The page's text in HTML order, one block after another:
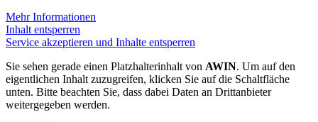
Mehr Informationen
Inhalt entsperren
Service akzeptieren und Inhalte entsperren
Sie sehen gerade einen Platzhalterinhalt von AWIN. Um auf den
eigentlichen Inhalt zuzugreifen, klicken Sie auf die Schaltfläche
unten. Bitte beachten Sie, dass dabei Daten an Drittanbieter
weitergegeben werden.